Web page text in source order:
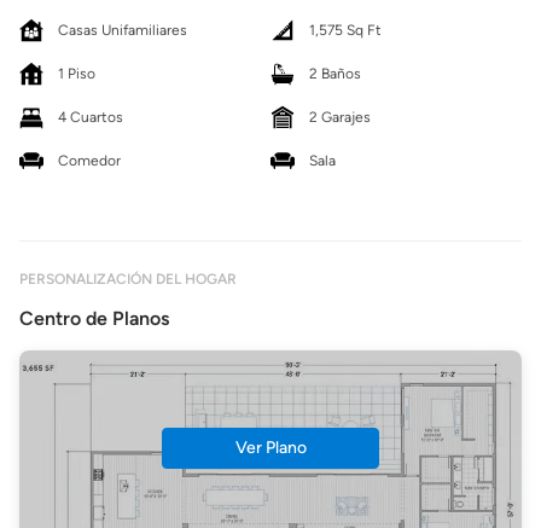
Casas Unifamiliares 1,575 Sq Ft
1 Piso 2 Baños
4 Cuartos 2 Garajes
Comedor Sala
PERSONALIZACIÓN DEL HOGAR
Centro de Planos
Ver Plano